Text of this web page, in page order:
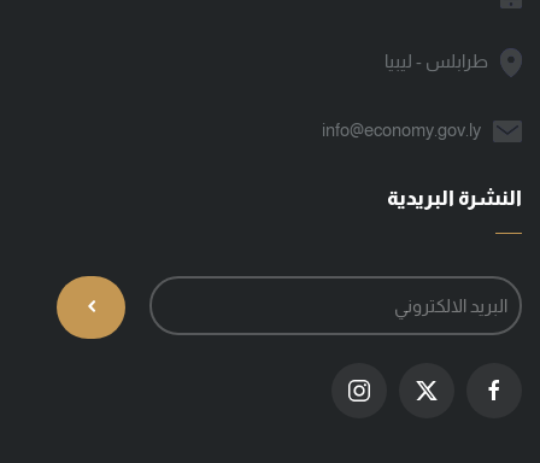
طرابلس - ليبيا
info@economy.gov.ly
النشرة البريدية